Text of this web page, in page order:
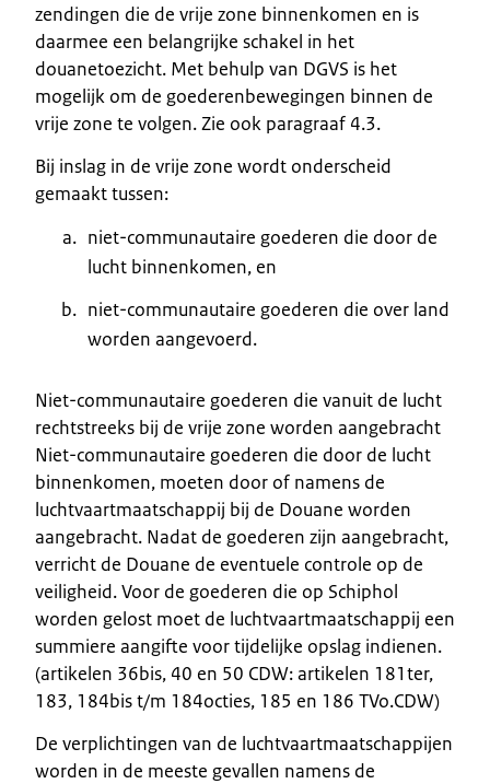
zendingen die de vrije zone binnenkomen en is
daarmee een belangrijke schakel in het
douanetoezicht. Met behulp van DGVS is het
mogelijk om de goederenbewegingen binnen de
vrije zone te volgen. Zie ook paragraaf 4.3.
Bij inslag in de vrije zone wordt onderscheid
gemaakt tussen:
niet-communautaire goederen die door de
lucht binnenkomen, en
niet-communautaire goederen die over land
worden aangevoerd.
Niet-communautaire goederen die vanuit de lucht
rechtstreeks bij de vrije zone worden aangebracht
Niet-communautaire goederen die door de lucht
binnenkomen, moeten door of namens de
luchtvaartmaatschappij bij de Douane worden
aangebracht. Nadat de goederen zijn aangebracht,
verricht de Douane de eventuele controle op de
veiligheid. Voor de goederen die op Schiphol
worden gelost moet de luchtvaartmaatschappij een
summiere aangifte voor tijdelijke opslag indienen.
(artikelen 36bis, 40 en 50 CDW: artikelen 181ter,
183, 184bis t/m 184octies, 185 en 186 TVo.CDW)
De verplichtingen van de luchtvaartmaatschappijen
worden in de meeste gevallen namens de